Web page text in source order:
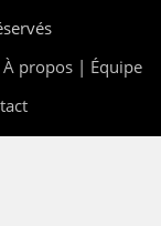
À propos | Équipe